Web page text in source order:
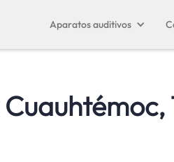
Aparatos auditivos
Cuauhtémoc,